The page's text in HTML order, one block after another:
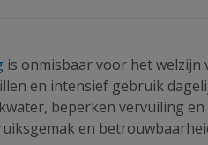
is onmisbaar voor het
en intensief gebruik
beperken vervuiling
en